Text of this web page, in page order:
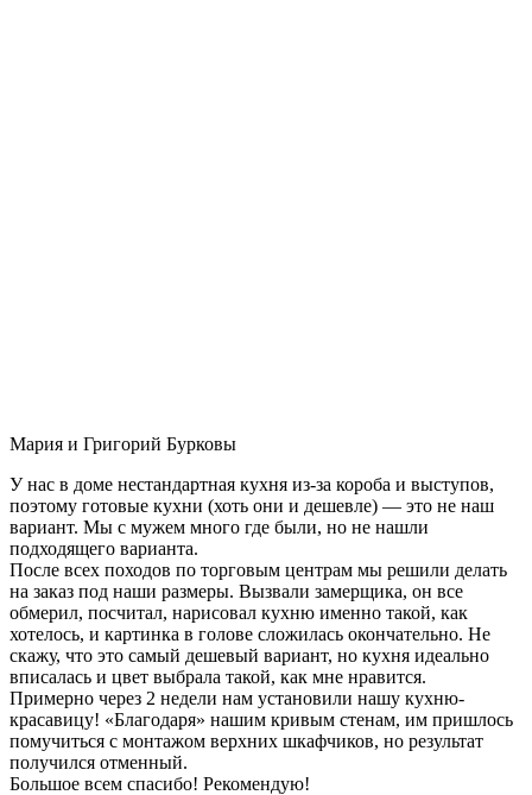
Мария и Григорий Бурковы
У нас в доме нестандартная кухня из-за короба и выступов,
поэтому готовые кухни (хоть они и дешевле) — это не наш
вариант. Мы с мужем много где были, но не нашли
подходящего варианта.
После всех походов по торговым центрам мы решили делать
на заказ под наши размеры. Вызвали замерщика, он все
обмерил, посчитал, нарисовал кухню именно такой, как
хотелось, и картинка в голове сложилась окончательно. Не
скажу, что это самый дешевый вариант, но кухня идеально
вписалась и цвет выбрала такой, как мне нравится.
Примерно через 2 недели нам установили нашу кухню-
красавицу! «Благодаря» нашим кривым стенам, им пришлось
помучиться с монтажом верхних шкафчиков, но результат
получился отменный.
Большое всем спасибо! Рекомендую!